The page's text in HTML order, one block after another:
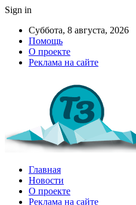
Sign in
Суббота, 8 августа, 2026
Помощь
О проекте
Реклама на сайте
Главная
Новости
О проекте
Реклама на сайте